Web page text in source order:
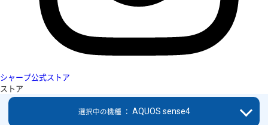
シャープ公式ストア
ストア
選択中の機種 ： AQUOS sense4